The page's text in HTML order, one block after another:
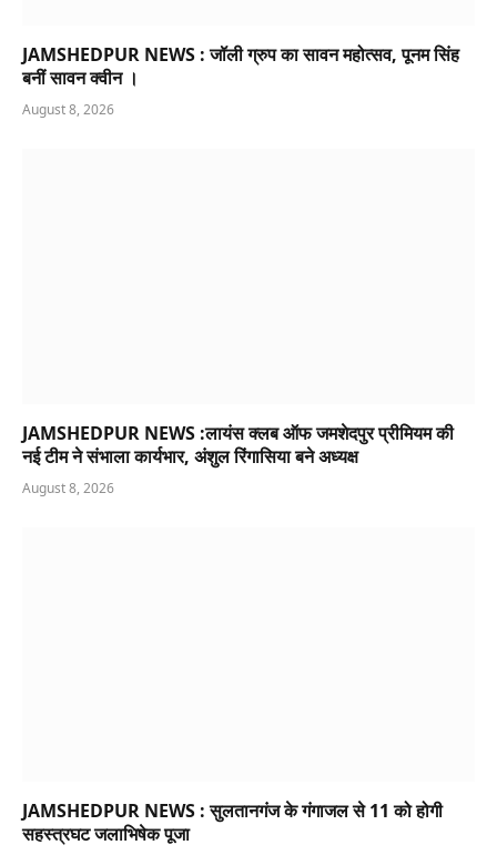
JAMSHEDPUR NEWS : जॉली ग्रुप का सावन महोत्सव, पूनम सिंह
बनीं सावन क्वीन ।
August 8, 2026
JAMSHEDPUR NEWS :लायंस क्लब ऑफ जमशेदपुर प्रीमियम की
नई टीम ने संभाला कार्यभार, अंशुल रिंगासिया बने अध्यक्ष
August 8, 2026
JAMSHEDPUR NEWS : सुलतानगंज के गंगाजल से 11 को होगी
सहस्त्रघट जलाभिषेक पूजा